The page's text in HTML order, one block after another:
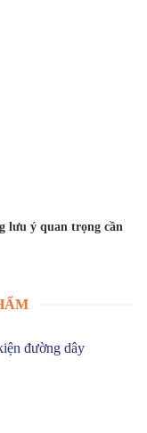
lưu ý quan trọng cần